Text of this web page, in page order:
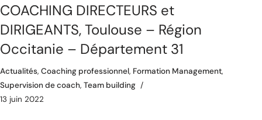
COACHING DIRECTEURS et
DIRIGEANTS, Toulouse – Région
Occitanie – Département 31
Actualités, Coaching professionnel, Formation Management,
Supervision de coach, Team building
13 juin 2022